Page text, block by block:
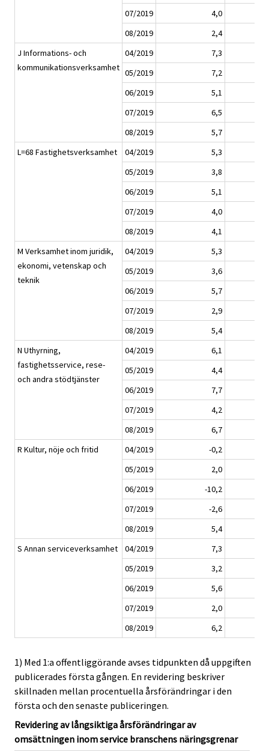
07/2019
4,0
08/2019
2,4
J Informations- och
kommunikationsverksamhet
04/2019
7,3
05/2019
7,2
06/2019
5,1
07/2019
6,5
08/2019
5,7
L=68 Fastighetsverksamhet
04/2019
5,3
05/2019
3,8
06/2019
5,1
07/2019
4,0
08/2019
4,1
M Verksamhet inom juridik,
ekonomi, vetenskap och
teknik
04/2019
5,3
05/2019
3,6
06/2019
5,7
07/2019
2,9
08/2019
5,4
N Uthyrning,
fastighetsservice, rese-
och andra stödtjänster
04/2019
6,1
05/2019
4,4
06/2019
7,7
07/2019
4,2
08/2019
6,7
R Kultur, nöje och fritid
04/2019
-0,2
05/2019
2,0
06/2019
-10,2
07/2019
-2,6
08/2019
5,4
S Annan serviceverksamhet
04/2019
7,3
05/2019
3,2
06/2019
5,6
07/2019
2,0
08/2019
6,2
1) Med 1:a offentliggörande avses tidpunkten då uppgiften
publicerades första gången. En revidering beskriver
skillnaden mellan procentuella årsförändringar i den
första och den senaste publiceringen.
Revidering av långsiktiga årsförändringar av
omsättningen inom service branschens näringsgrenar